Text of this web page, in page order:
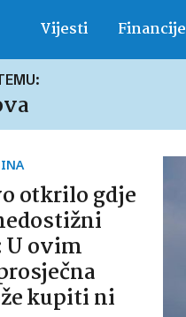
Vijesti Financije
otkrilo gdje
ovim
kupiti ni